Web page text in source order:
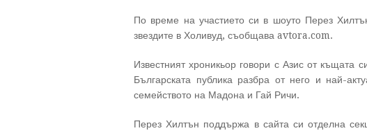
По време на участието си в шоуто Перез
звездите в Холивуд, съобщава avtora.com.
Известният хроникьор говори с Азис от къщата
Българската публика разбра от него и най-
семейството на Мадона и Гай Ричи.
Перез Хилтън поддържа в сайта си отделна